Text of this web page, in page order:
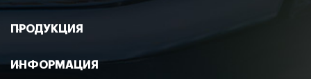
ПРОДУКЦИЯ
ИНФОРМАЦИЯ